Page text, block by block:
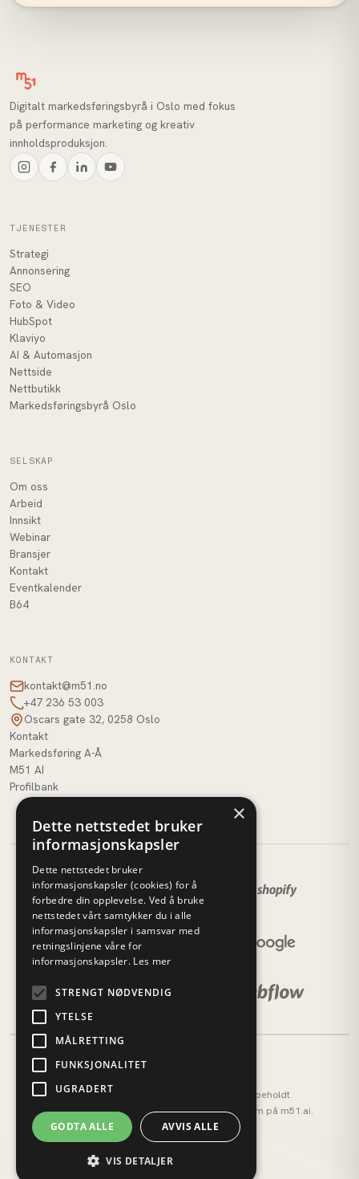
Digitalt markedsføringsbyrå i Oslo med fokus
på performance marketing og kreativ
innholdsproduksjon.
TJENESTER
Strategi
Annonsering
SEO
Foto & Video
HubSpot
Klaviyo
AI & Automasjon
Nettside
Nettbutikk
Markedsføringsbyrå Oslo
SELSKAP
Om oss
Arbeid
Innsikt
Webinar
Bransjer
Kontakt
Eventkalender
B64
KONTAKT
kontakt@m51.no
+47 236 53 003
Oscars gate 32, 0258 Oslo
Kontakt
Markedsføring A-Å
M51 AI
Profilbank
© 2026 M51 Marketing. Alle rettigheter forbeholdt.
M51 AI (tidligere AI OS) — vårt AI-operativsystem på m51.ai.
Personvernerklæring
Cookies
×
Dette nettstedet bruker
informasjonskapsler
Dette nettstedet bruker
informasjonskapsler (cookies) for å
forbedre din opplevelse. Ved å bruke
nettstedet vårt samtykker du i alle
informasjonskapsler i samsvar med
retningslinjene våre for
informasjonskapsler. Les mer
STRENGT NØDVENDIG
YTELSE
MÅLRETTING
FUNKSJONALITET
UGRADERT
GODTA ALLE AVVIS ALLE
VIS DETALJER